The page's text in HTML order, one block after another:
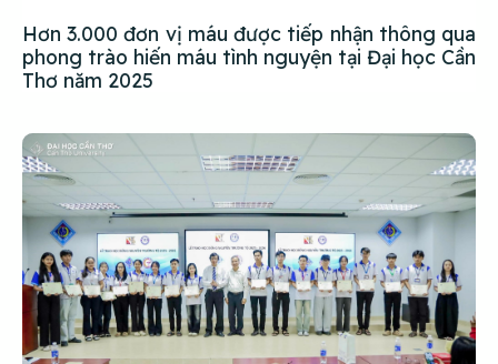
Hơn 3.000 đơn vị máu được tiếp nhận thông qua
phong trào hiến máu tình nguyện tại Đại học Cần
Thơ năm 2025